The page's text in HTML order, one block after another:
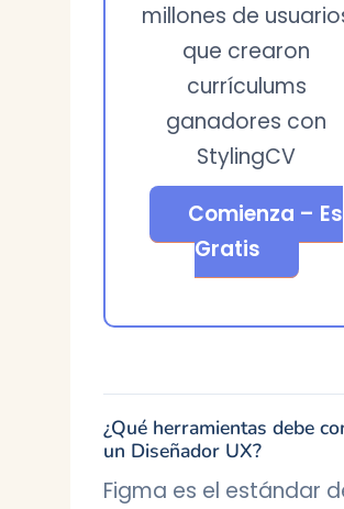
millones de
que crearon
currículums
ganadores con
StylingCV
Comienza – Es
Gratis
¿Qué herramientas debe
un Diseñador UX?
Figma es el estándar